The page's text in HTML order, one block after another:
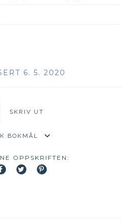
6. 5. 2020
SKRIV UT
OPPSKRIFTEN: